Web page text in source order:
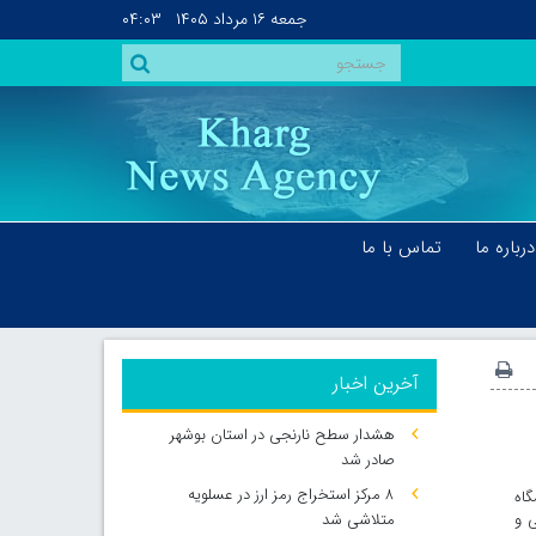
جمعه ۱۶ مرداد ۱۴۰۵ ۰۴:۰۳
درباره ما تماس با ما
و
آخرین اخبار
هشدار سطح نارنجی در استان بوشهر
صادر شد
۸ مرکز استخراج رمز ارز در عسلویه
متلاشی شد